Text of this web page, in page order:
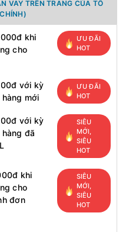
VAY TRÊN TRANG CỦA TỔ
khi
cho
ƯU ĐÃI
HOT
với kỳ
mới
ƯU ĐÃI
HOT
với kỳ
đã
SIÊU
MỚI,
SIÊU
HOT
khi
cho
đơn
SIÊU
MỚI,
SIÊU
HOT